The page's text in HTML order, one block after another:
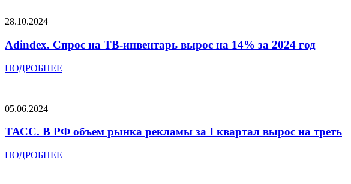
28.10.2024
Adindex. Спрос на ТВ-инвентарь вырос на 14% за 2024 год
ПОДРОБНЕЕ
05.06.2024
ТАСС. В РФ объем рынка рекламы за I квартал вырос на треть
ПОДРОБНЕЕ